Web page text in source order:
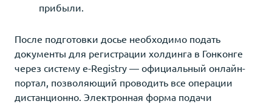
прибыли.
После подготовки досье необходимо подать
документы для регистрации холдинга в Гонконге
через систему e-Registry — официальный онлайн-
портал, позволяющий проводить все операции
дистанционно. Электронная форма подачи